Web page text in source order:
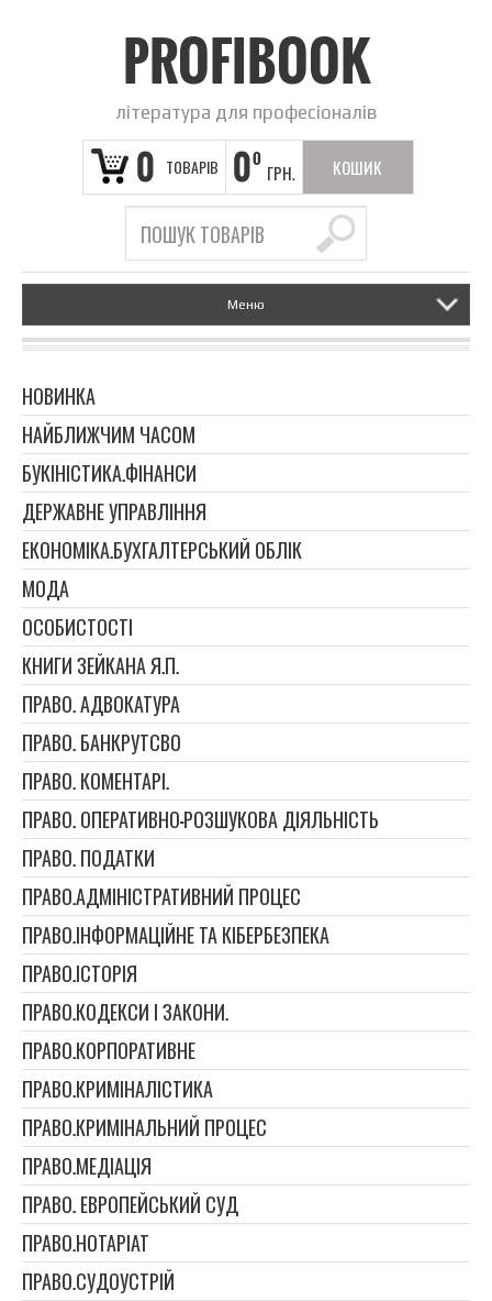
PROFIBOOK
література для професіоналів
0 ТОВАРІВ 00
ГРН. КОШИК
ПОРОЖНІЙ
Меню
НОВИНКА
НАЙБЛИЖЧИМ ЧАСОМ
БУКІНІСТИКА.ФІНАНСИ
ДЕРЖАВНЕ УПРАВЛІННЯ
ЕКОНОМІКА.БУХГАЛТЕРСЬКИЙ ОБЛІК
МОДА
ОСОБИСТОСТІ
КНИГИ ЗЕЙКАНА Я.П.
ПРАВО. АДВОКАТУРА
ПРАВО. БАНКРУТСВО
ПРАВО. КОМЕНТАРІ.
ПРАВО. ОПЕРАТИВНО-РОЗШУКОВА ДІЯЛЬНІСТЬ
ПРАВО. ПОДАТКИ
ПРАВО.АДМІНІСТРАТИВНИЙ ПРОЦЕС
ПРАВО.ІНФОРМАЦІЙНЕ ТА КІБЕРБЕЗПЕКА
ПРАВО.ІСТОРІЯ
ПРАВО.КОДЕКСИ І ЗАКОНИ.
ПРАВО.КОРПОРАТИВНЕ
ПРАВО.КРИМІНАЛІСТИКА
ПРАВО.КРИМІНАЛЬНИЙ ПРОЦЕС
ПРАВО.МЕДІАЦІЯ
ПРАВО. ЕВРОПЕЙСЬКИЙ СУД
ПРАВО.НОТАРІАТ
ПРАВО.СУДОУСТРІЙ